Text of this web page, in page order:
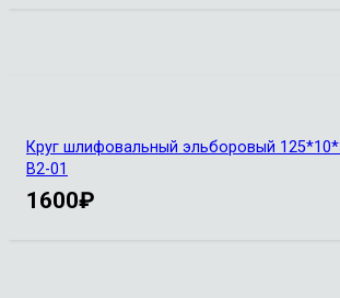
Круг шлифовальный эльборовый
В2-01
1600₽